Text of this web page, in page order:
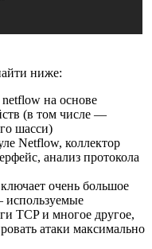
ниже:
на основе
(в том числе —
шасси)
Netflow, коллектор
анализ протокола
очень большое
используемые
TCP и многое другое,
атаки максимально